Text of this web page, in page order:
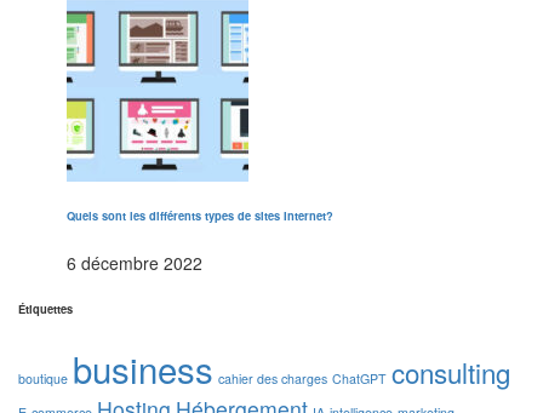
Quels sont les différents types de sites Internet?
6 décembre 2022
Étiquettes
boutique business cahier des charges ChatGPT consulting